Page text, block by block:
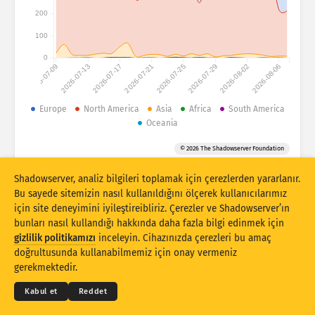
Yardım
Veri kümesi
Sınır
Üst üste binen
Sonuçları otomatik olarak güncelle
Güncelle Sıfırla
PNG olarak indir
2026-07-092026-07-132026-07-17 2026-07-212026-07-252026-07-292026-08-022026-08-06
0
100
200
Europe North America Asia Africa
South America
Oceania
© 2026 The Shadowserver Foundation
© 2026THE SHADOWSERVER FOUNDATION
Gizlilik ve Şartlar
Bizimle İletişime Geçin Krediler
Shadowserver, analiz bilgileri toplamak için çerezlerden yararlanır.
Bu sayede sitemizin nasıl kullanıldığını ölçerek kullanıcılarımız
için site deneyimini iyileştireibliriz. Çerezler ve Shadowserver’ın
bunları nasıl kullandığı hakkında daha fazla bilgi edinmek için
gizlilik politikamızı inceleyin. Cihazınızda çerezleri bu amaç
doğrultusunda kullanabilmemiz için onay vermeniz
gerekmektedir.
Kabul et Reddet